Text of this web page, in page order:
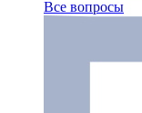
Все вопросы